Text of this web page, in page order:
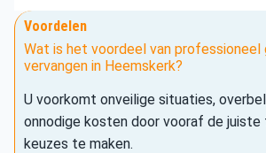
Voordelen
Wat is het voordeel van professioneel
vervangen in Heemskerk?
U voorkomt onveilige situaties,
onnodige kosten door vooraf de juiste
keuzes te maken.